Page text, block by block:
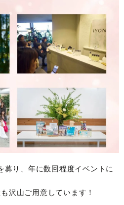
募り、年に数回程度イベントに
沢山ご用意しています！